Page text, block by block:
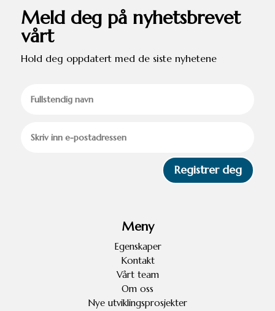
Meld deg på nyhetsbrevet
vårt
Hold deg oppdatert med de siste nyhetene
Registrer deg
Meny
Egenskaper
Kontakt
Vårt team
Om oss
Nye utviklingsprosjekter